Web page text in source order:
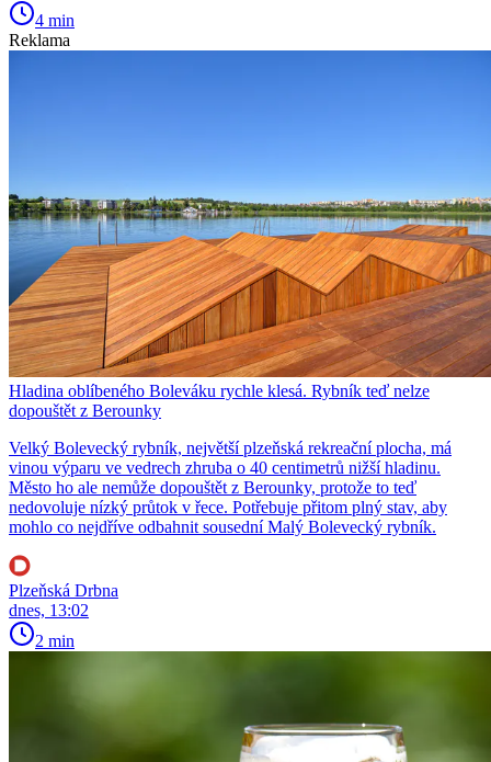
4 min
Reklama
Hladina oblíbeného Boleváku rychle klesá. Rybník teď nelze
dopouštět z Berounky
Velký Bolevecký rybník, největší plzeňská rekreační plocha, má
vinou výparu ve vedrech zhruba o 40 centimetrů nižší hladinu.
Město ho ale nemůže dopouštět z Berounky, protože to teď
nedovoluje nízký průtok v řece. Potřebuje přitom plný stav, aby
mohlo co nejdříve odbahnit sousední Malý Bolevecký rybník.
Plzeňská Drbna
dnes, 13:02
2 min